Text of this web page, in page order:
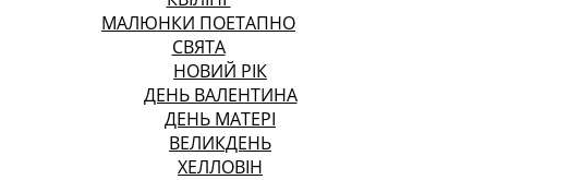
МАЛЮНКИ ПОЕТАПНО
СВЯТА
НОВИЙ РІК
ДЕНЬ ВАЛЕНТИНА
ДЕНЬ МАТЕРІ
ВЕЛИКДЕНЬ
ХЕЛЛОВІН